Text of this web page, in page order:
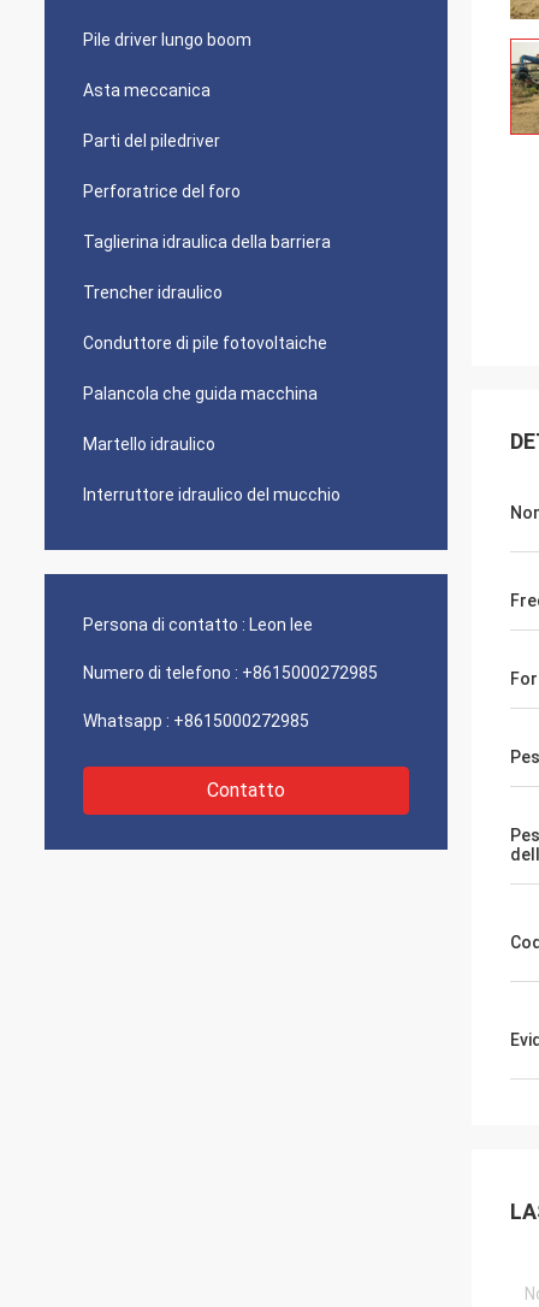
Pile driver lungo boom
Asta meccanica
Parti del piledriver
Perforatrice del foro
Taglierina idraulica della barriera
Trencher idraulico
Conduttore di pile fotovoltaiche
Palancola che guida macchina
Martello idraulico
Interruttore idraulico del mucchio
Persona di contatto : Leon lee
Numero di telefono : +8615000272985
Whatsapp : +8615000272985
Contatto